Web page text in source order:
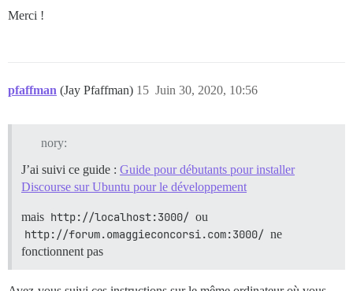
Merci !
pfaffman (Jay Pfaffman) Juin 30, 2020, 10:56
15
nory:
J’ai suivi ce guide : Guide pour débutants pour installer
Discourse sur Ubuntu pour le développement
mais http://localhost:3000/ ou
http://forum.omaggieconcorsi.com:3000/ ne
fonctionnent pas